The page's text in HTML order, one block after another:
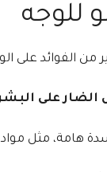
للوجه
من الفوائد على
الضار على
هامة، مثل مواد